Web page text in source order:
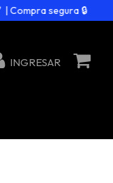
segura 🔒
INGRESAR